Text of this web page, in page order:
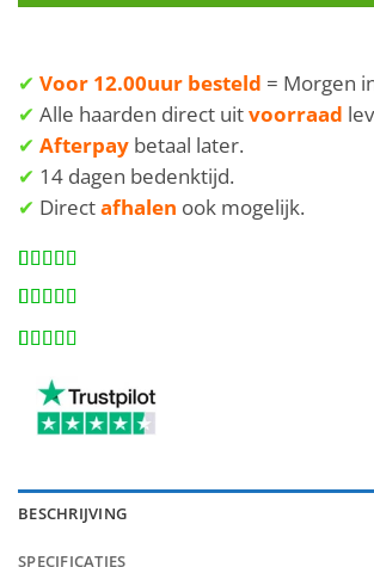
✔ Voor 12.00uur besteld = Morgen
✔ Alle haarden direct uitvoorraad
✔ Afterpay betaal later.
✔ 14 dagen bedenktijd.
✔ Directafhalen ook mogelijk.
Gewaardeerd
4op 5
op
4
klant
4op 5
klant
waarderingen
op 5
gebaseerd
opklant
BESCHRIJVING
SPECIFICATIES